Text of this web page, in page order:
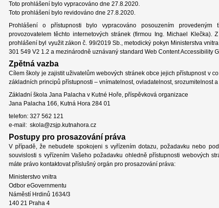
Toto prohlášení bylo vypracováno dne 27.8.2020.
Toto prohlášení bylo revidováno dne 27.8.2020.
Prohlášení o přístupnosti bylo vypracováno posouzením provedeným
provozovatelem těchto internetových stránek (firmou Ing. Michael Klečka).
prohlášení byl využit zákon č. 99/2019 Sb., metodický pokyn Ministerstva
301 549 V2 1.2 a mezinárodně uznávaný standard Web Content Accessibility
Zpětná vazba
Cílem školy je zajistit uživatelům webových stránek obce jejich přístupnost v
základních principů přístupnosti – vnímatelnost, ovladatelnost, srozumitelnost
Základní škola Jana Palacha v Kutné Hoře, příspěvková organizace
Jana Palacha 166, Kutná Hora 284 01
telefon: 327 562 121
e-mail: skola@zsjp.kutnahora.cz
Postupy pro prosazování práva
V případě, že nebudete spokojeni s vyřízením dotazu, požadavku nebo
souvislosti s vyřízením Vašeho požadavku ohledně přístupnosti webových
máte právo kontaktovat příslušný orgán pro prosazování práva:
Ministerstvo vnitra
Odbor eGovernmentu
Náměstí Hrdinů 1634/3
140 21 Praha 4